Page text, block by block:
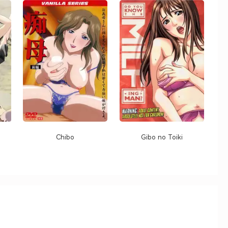
Chibo Gibo no Toiki